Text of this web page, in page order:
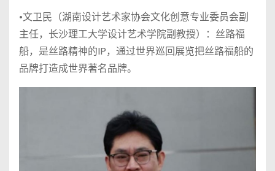
•文卫民（湖南设计艺术家协会文化创意专业委员会副
主任，长沙理工大学设计艺术学院副教授）：丝路福
船，是丝路精神的IP，通过世界巡回展览把丝路福船的
品牌打造成世界著名品牌。